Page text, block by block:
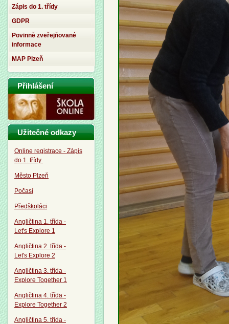
Zápis do 1. třídy
GDPR
Povinně zveřejňované
informace
MAP Plzeň
Přihlášení
Užitečné odkazy
Online registrace - Zápis
do 1. třídy
Město Plzeň
Počasí
Předškoláci
Angličtina 1. třída -
Let's Explore 1
Angličtina 2. třída -
Let's Explore 2
Angličtina 3. třída -
Explore Together 1
Angličtina 4. třída -
Explore Together 2
Angličtina 5. třída -